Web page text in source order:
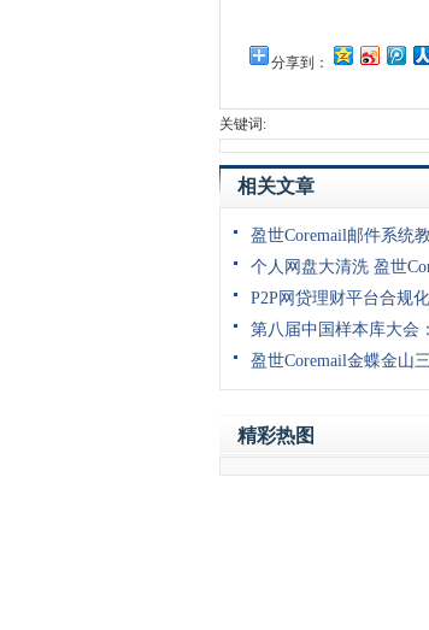
分享到：
关键词:
相关文章
盈世Coremail邮件系统
个人网盘大清洗 盈世
P2P网贷理财平台合规
第八届中国样本库大会
盈世Coremail金蝶金山
精彩热图